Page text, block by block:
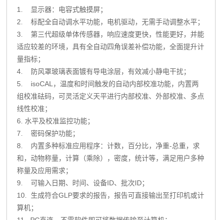
1. 显示器：电容式触摸屏；
2. 标配全自动调水平功能，电机驱动，无需手动调整水平；
3. 第三代超级单体传感器，响应速度更快，性能更好，并能
适应较差的环境，具有全自动四角误差补偿功能，全面提升计
量指标；
4. 防风罩玻璃表面镀有导电涂层，有效减小静电干扰；
5. isoCAL，温度和时间触发的自动内部校准功能，内置两
组校准砝码，可灵活定义天平进行内部校准、外部校准、多点
线性校准；
6. 水平及校准监控功能；
7. 密码保护功能；
8. 内置多种标准应用程序：计数，百分比，净重-总重，求
和，动物称量，计算（乘除），密度，统计等，满足用户多种
称量及应用需求；
9. 可输入日期、时间、设备ID、批次ID；
10. 生成符合GLP要求的报告，报告可直接输出至打印机或计
算机；